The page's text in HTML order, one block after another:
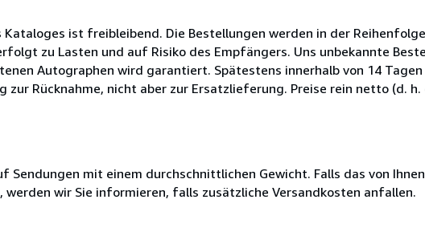
ist freibleibend. Die Bestellungen werden in der
zu Lasten und auf Risiko des Empfängers. Uns unbekannte
Autographen wird garantiert. Spätestens innerhalb von 14
Rücknahme, nicht aber zur Ersatzlieferung. Preise rein netto (d. h.
Sendungen mit einem durchschnittlichen Gewicht. Falls das von
wir Sie informieren, falls zusätzliche Versandkosten anfallen.